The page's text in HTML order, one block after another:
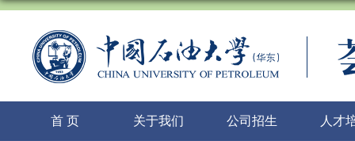
首 页 关于我们 公司招生 人才